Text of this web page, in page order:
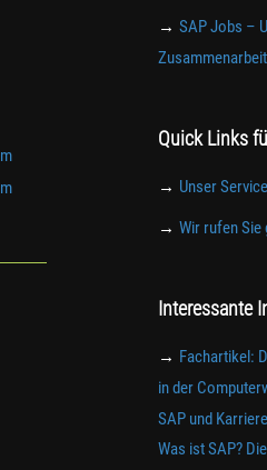
→ SAP Jobs –
Zusammenarbeit
Quick Links
→ Unser
→ Wir rufen Sie
Interessante
→ Fachartikel:
in der
SAP und
Was ist SAP?